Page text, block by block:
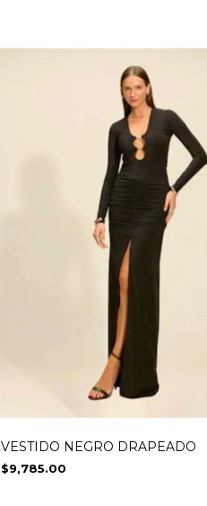
VESTIDO NEGRO DRAPEADO
$9,785.00